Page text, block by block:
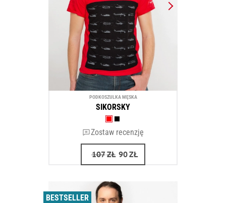
PODKOSZULKA MĘSKA
SIKORSKY
Zostaw recenzję
107ZŁ 90ZŁ
BESTSELLER